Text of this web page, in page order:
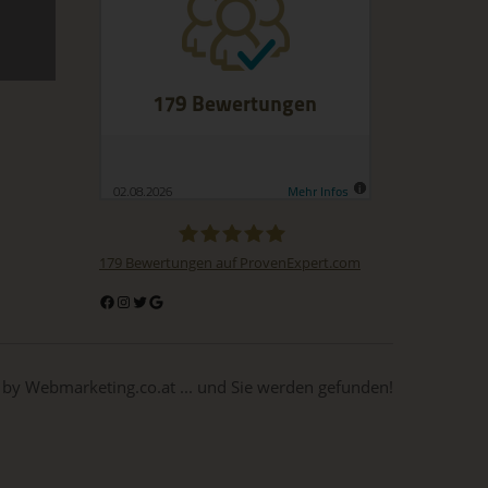
179 Bewertungen auf ProvenExpert.com
Webmarketing.co.at ... und Sie werden gefunden!